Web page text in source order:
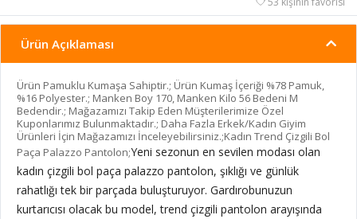
Ürün Açıklaması
Ürün Pamuklu Kumaşa Sahiptir.; Ürün Kumaş İçeriği %78 Pamuk,
%16 Polyester.; Manken Boy 170, Manken Kilo 56 Bedeni M
Bedendir.; Mağazamızı Takip Eden Müşterilerimize Özel
Kuponlarımız Bulunmaktadır.; Daha Fazla Erkek/Kadın Giyim
Ürünleri İçin Mağazamızı İnceleyebilirsiniz.;Kadın Trend Çizgili Bol
Paça Palazzo Pantolon;Yeni sezonun en sevilen modası olan
kadın çizgili bol paça palazzo pantolon, şıklığı ve günlük
rahatlığı tek bir parçada buluşturuyor. Gardırobunuzun
kurtarıcısı olacak bu model, trend çizgili pantolon arayışında